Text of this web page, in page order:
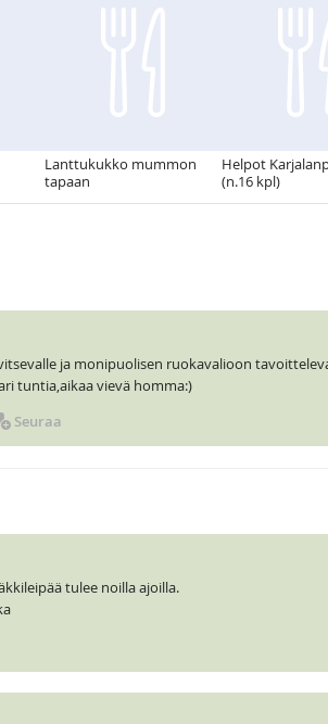
Lanttukukko mummon
tapaan
Helpot
(n.16 kpl)
ja monipuolisen ruokavalioon
tuntia,aikaa vievä homma:)
Seuraa
tulee noilla ajoilla.